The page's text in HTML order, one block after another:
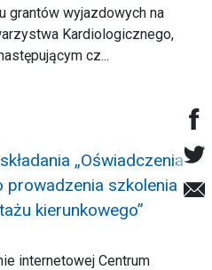
grantów wyjazdowych na
Kardiologicznego,
cz...
„Oświadczenia
szkolenia
kierunkowego”
internetowej Centrum